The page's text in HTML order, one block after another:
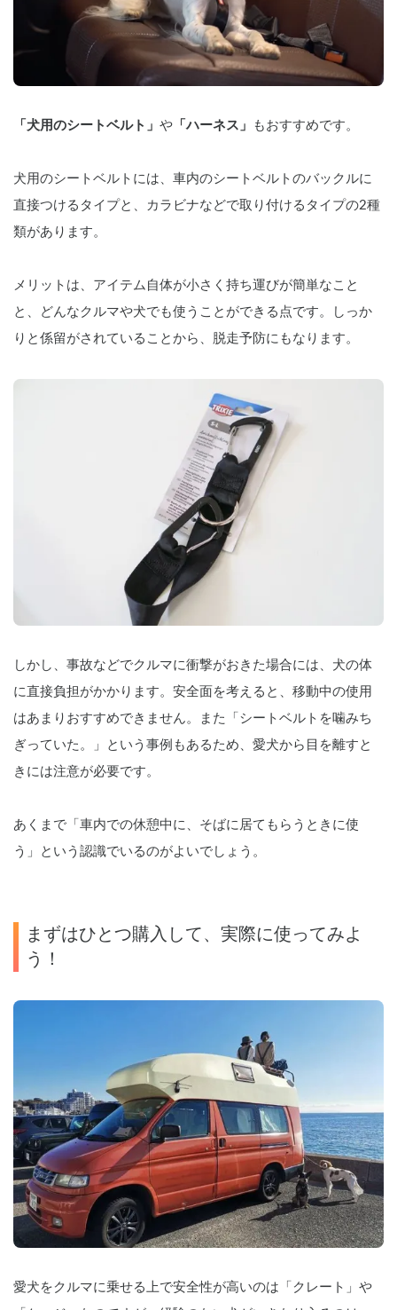
「犬用のシートベルト」 や 「ハーネス」 もおすすめです。
犬用のシートベルトには、車内のシートベルトのバックルに
直接つけるタイプと、カラビナなどで取り付けるタイプの2種
類があります。
メリットは、アイテム自体が小さく持ち運びが簡単なこと
と、どんなクルマや犬でも使うことができる点です。しっか
りと係留がされていることから、脱走予防にもなります。
しかし、事故などでクルマに衝撃がおきた場合には、犬の体
に直接負担がかかります。安全面を考えると、移動中の使用
はあまりおすすめできません。また「シートベルトを噛みち
ぎっていた。」という事例もあるため、愛犬から目を離すと
きには注意が必要です。
あくまで「車内での休憩中に、そばに居てもらうときに使
う」という認識でいるのがよいでしょう。
まずはひとつ購入して、実際に使ってみよ
う！
愛犬をクルマに乗せる上で安全性が高いのは「クレート」や